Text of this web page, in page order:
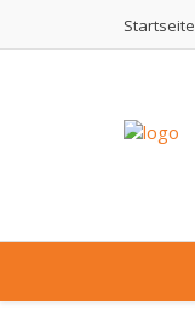
Startseite